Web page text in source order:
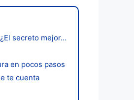
secreto mejor…
en pocos pasos
te cuenta